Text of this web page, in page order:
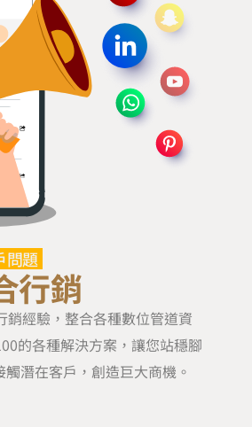
問題
行銷
銷經驗，整合各種數位管道資
的各種解決方案，讓您站穩腳
潛在客戶，創造巨大商機。